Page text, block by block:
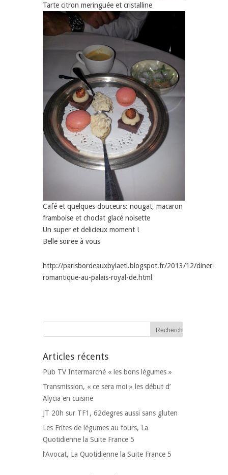
Tarte citron meringuée et cristalline
Café et quelques douceurs: nougat, macaron
framboise et choclat glacé noisette
Un super et delicieux moment !
Belle soiree à vous
http://parisbordeauxbylaeti.blogspot.fr/2013/12/diner-
romantique-au-palais-royal-de.html
Articles récents
Pub TV Intermarché « les bons légumes »
Transmission, « ce sera moi » les début d’
Alycia en cuisine
JT 20h sur TF1, 62degres aussi sans gluten
Les Frites de légumes au fours, La
Quotidienne la Suite France 5
l’Avocat, La Quotidienne la Suite France 5